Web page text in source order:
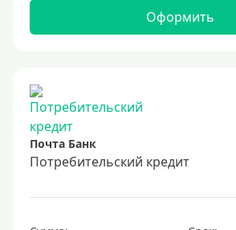
Оформить
Почта Банк
Потребительский кредит